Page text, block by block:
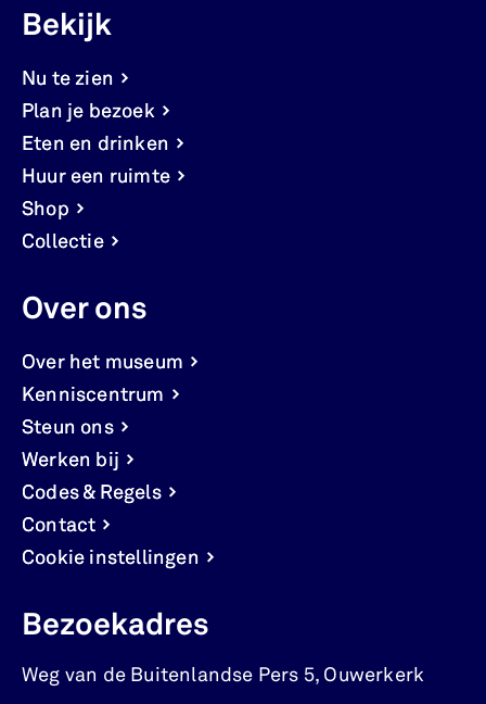
Bekijk
Nu te zien
Plan je bezoek
Eten en drinken
Huur een ruimte
Shop
Collectie
Over ons
Over het museum
Kenniscentrum
Steun ons
Werken bij
Codes & Regels
Contact
Cookie instellingen
Bezoekadres
Weg van de Buitenlandse Pers 5, Ouwerkerk